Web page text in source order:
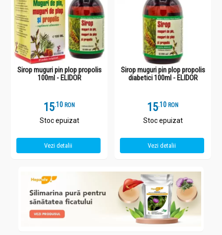
Sirop muguri pin plop propolis
100ml - ELIDOR
15.1 RON
Stoc epuizat
Vezi detalii
Sirop muguri pin plop propolis
diabetici 100ml - ELIDOR
15.1 RON
Stoc epuizat
Vezi detalii